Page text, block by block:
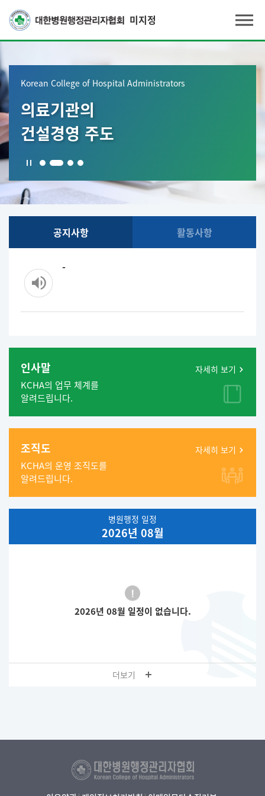
미지정
Korean College of Hospital Administrators
의료기관의
건설경영 주도
공지사항 활동사항
-
인사말
KCHA의 업무 체계를
알려드립니다.
자세히 보기
조직도
KCHA의 운영 조직도를
알려드립니다.
자세히 보기
병원행정 일정
2026년 08월
2026년 08월 일정이 없습니다.
더보기